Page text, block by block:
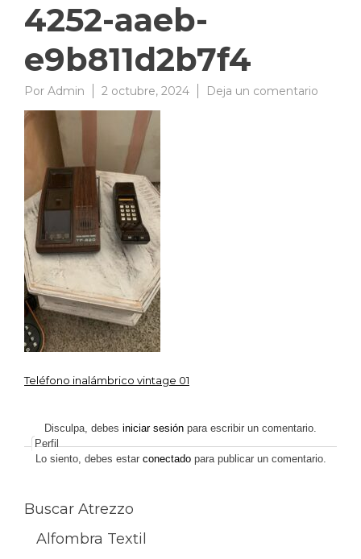
4252-aaeb-
e9b811d2b7f4
Por Admin 2 octubre, 2024 Deja un comentario
Navegación
de
entradas
Teléfono inalámbrico vintage 01
Disculpa, debes iniciar sesión para escribir un comentario.
Perfil
Lo siento, debes estar conectadopara publicar un comentario.
Buscar Atrezzo
Alfombra Textil